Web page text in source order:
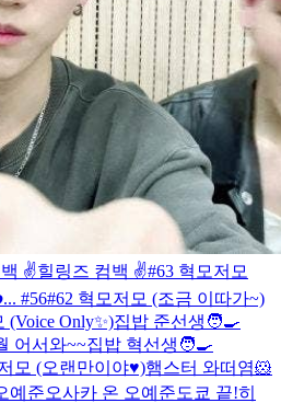
백 ✌️힐링즈 컴백 ✌️#63 혁모저모
#56#62 혁모저모 (조금 이따가~)
(Voice Only✨)집밥 준선생🧑‍🍳
어서와~~집밥 혁선생🧑‍🍳
모 (오랜만이야♥)햄스터 와떠염🐹
예준오사카 온 오예준도쿄 끝!히